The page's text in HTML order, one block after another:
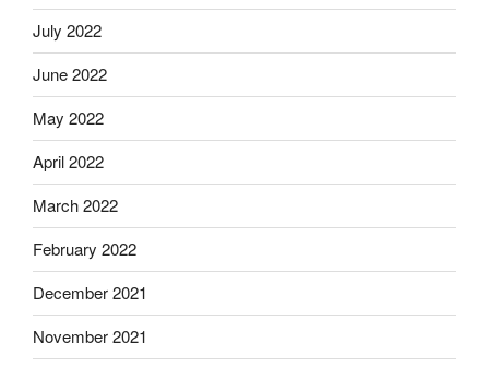
July 2022
June 2022
May 2022
April 2022
March 2022
February 2022
December 2021
November 2021